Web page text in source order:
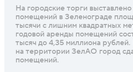
На городские торги
помещений в Зеленограде
тысячи с лишним квадратных
годовой аренды помещений
тысяч до 4,35 миллиона
на территории ЗелАО город
помещений.